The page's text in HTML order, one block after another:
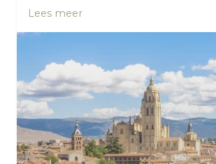
Lees meer